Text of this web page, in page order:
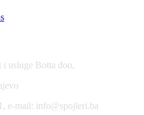
usluge Botta doo,
e-mail: info@spojleri.ba